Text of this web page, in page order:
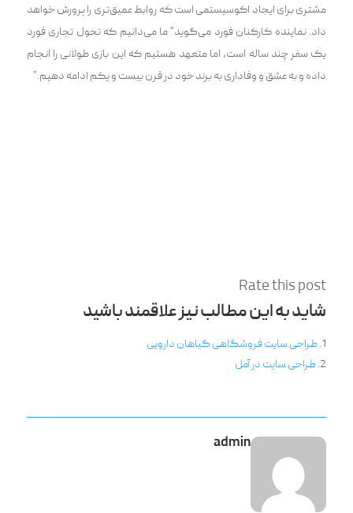
مشتری برای ایجاد اکوسیستمی است که روابط عمیق‌تری را پرورش خواهد
داد. نماینده کارکنان فورد می‌گوید” ما می‌دانیم که تحول تجاری فورد
یک سفر چند ساله است، اما متعهد هستیم که این بازی طولانی را انجام
داد‌ه و به عشق و وفاداری به برند خود در قرن بیست و یکم ادامه دهیم.”
Rate this post
شاید به این مطالب نیز علاقمند باشید
طراحی سایت فروشگاهی گیاهان دارویی
طراحی سایت در آمل
admin